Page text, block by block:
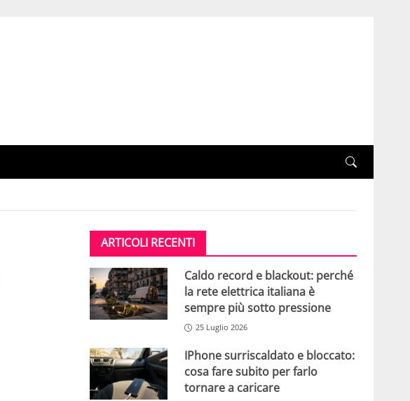
ARTICOLI RECENTI
Caldo record e blackout: perché
la rete elettrica italiana è
sempre più sotto pressione
25 Luglio 2026
IPhone surriscaldato e bloccato:
cosa fare subito per farlo
tornare a caricare